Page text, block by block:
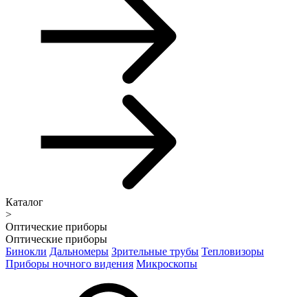
Каталог
>
Оптические приборы
Оптические приборы
Бинокли Дальномеры Зрительные трубы Тепловизоры
Приборы ночного видения Микроскопы